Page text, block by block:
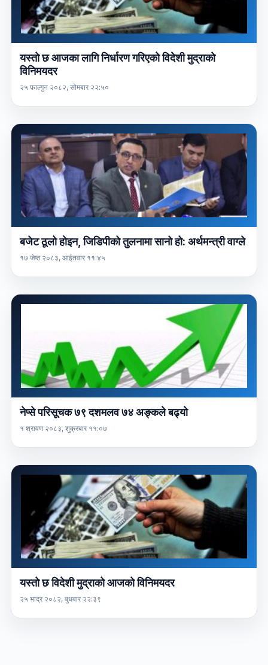
यस्तो छ आजका लागि निर्धारण गरिएको विदेशी मुद्राको
विनिमयदर
२५ फाल्गुन २०८२, सोमबार २२:५०
बजेट ठूलो होइन, जिडिपीको तुलनामा सानो हो: अर्थमन्त्री वाग्ले
१७ जेष्ठ २०८३, आईतवार ११:४५
नेप्से परिसूचक ७९ दशमलव ७४ अङ्कले बढ्यो
१ श्रावण २०८३, शुक्रबार ११:०७
यस्तो छ विदेशी मुद्राको आजको विनिमयदर
२५ भाद्र २०८२, बुधबार २२:३९